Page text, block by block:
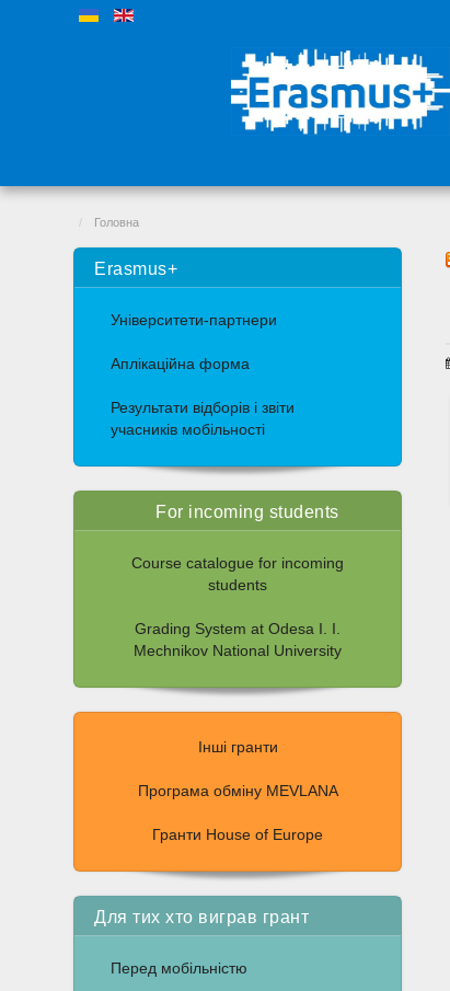
Головна
Erasmus+
Університети-партнери
Аплікаційна форма
Результати відборів і звіти
учасників мобільності
For incoming students
Course catalogue for incoming
students
Grading System at Odesa I. I.
Mechnikov National University
Інші гранти
Програма обміну MEVLANA
Гранти House of Europe
Для тих хто виграв грант
Перед мобільністю